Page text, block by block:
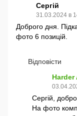
Сергій
31.03.2024 в
Доброго дня.
фото 6 позицій.
Відповісти
Harder
Сергій,
На фото